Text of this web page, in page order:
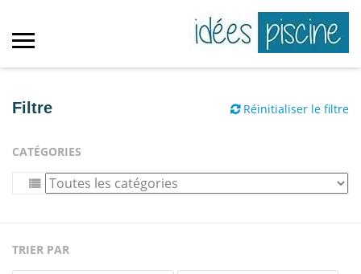
Filtre Réinitialiser le filtre
CATÉGORIES
TRIER PAR